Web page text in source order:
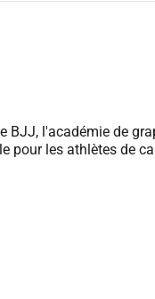
BJJ, l'académie de
pour les athlètes de